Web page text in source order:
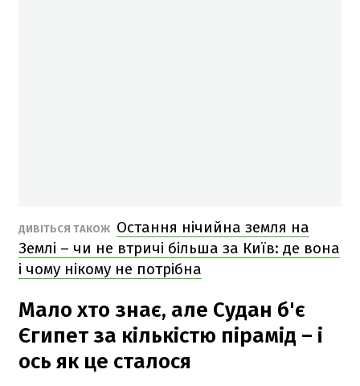
ДИВІТЬСЯ ТАКОЖ Остання нічийна земля на
Землі – чи не втричі більша за Київ: де вона
і чому нікому не потрібна
Мало хто знає, але Судан б'є
Єгипет за кількістю пірамід – і
ось як це сталося